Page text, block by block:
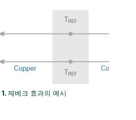
제베크 효과의 예시